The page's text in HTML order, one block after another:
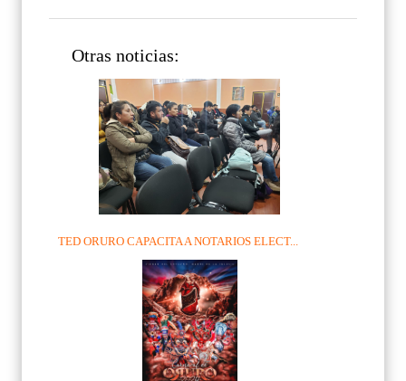
Otras noticias:
TED ORURO CAPACITA A NOTARIOS ELECT...